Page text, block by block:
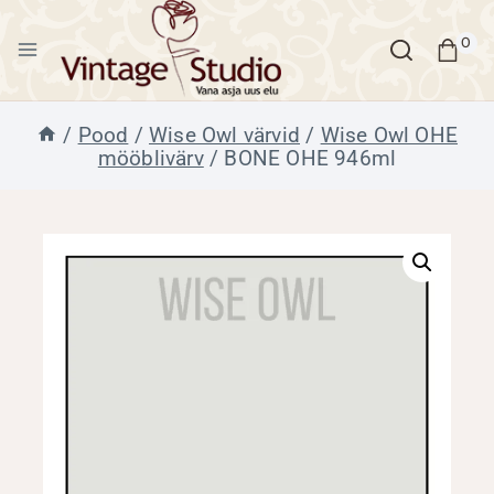
content
0
/ Pood / Wise Owl värvid / Wise Owl OHE
mööblivärv / BONE OHE 946ml